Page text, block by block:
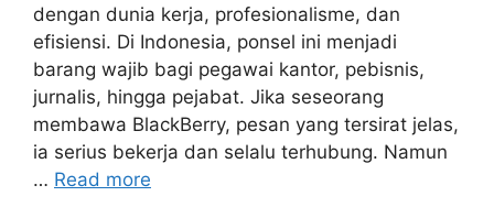
dengan dunia kerja, profesionalisme, dan
efisiensi. Di Indonesia, ponsel ini menjadi
barang wajib bagi pegawai kantor, pebisnis,
jurnalis, hingga pejabat. Jika seseorang
membawa BlackBerry, pesan yang tersirat jelas,
ia serius bekerja dan selalu terhubung. Namun
… Read more